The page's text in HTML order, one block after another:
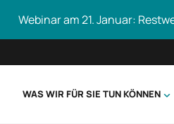
Webinar am 21. Januar:
WAS WIR FÜR SIE TUN KÖNNEN